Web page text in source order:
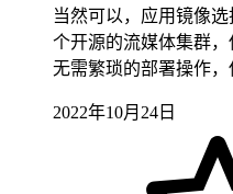
当然可以，应用镜像选
个开源的流媒体集群
无需繁琐的部署操作
2022年10月24日